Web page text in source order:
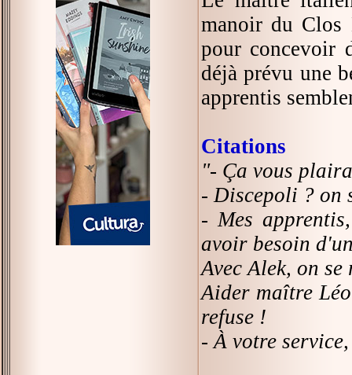
manoir du Clos
pour concevoir
déjà prévu une
apprentis
Citations
"- Ça vous
- Discepoli ? on
- Mes
avoir besoin
Avec Alek, on
Aider maître
refuse !
- À votre